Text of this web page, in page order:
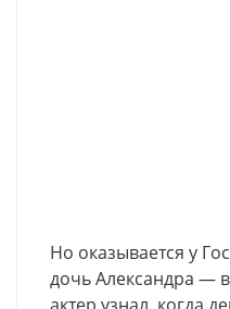
Но оказывается у
дочь Александра —